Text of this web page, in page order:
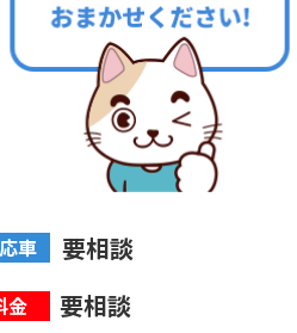
車 要相談
金 要相談